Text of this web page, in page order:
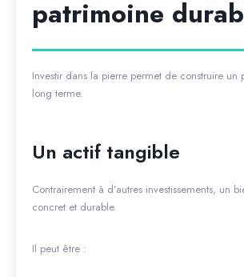
patrimoine
Investir dans la pierre permet de construire un
long terme.
Un actif tangible
Contrairement à d’autres investissements, un
concret et durable.
Il peut être :